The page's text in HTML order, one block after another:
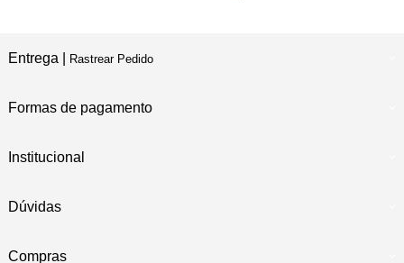
Entrega | Rastrear Pedido
Formas de pagamento
Institucional
Dúvidas
Compras